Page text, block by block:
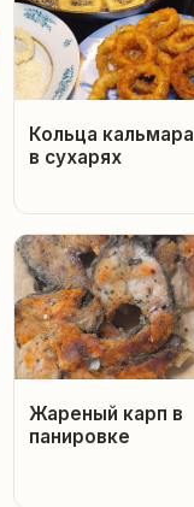
Кольца кальмара
в сухарях
Жареный карп в
панировке